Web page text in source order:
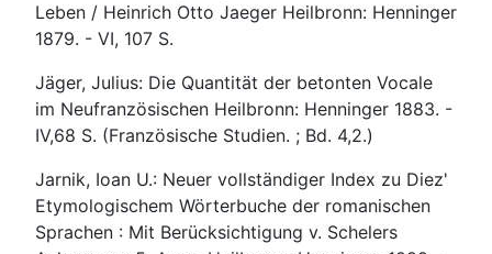
Leben / Heinrich Otto Jaeger Heilbronn: Henninger
1879. - VI, 107 S.
Jäger, Julius: Die Quantität der betonten Vocale
im Neufranzösischen Heilbronn: Henninger 1883. -
IV,68 S. (Französische Studien. ; Bd. 4,2.)
Jarnik, Ioan U.: Neuer vollständiger Index zu Diez'
Etymologischem Wörterbuche der romanischen
Sprachen : Mit Berücksichtigung v. Schelers